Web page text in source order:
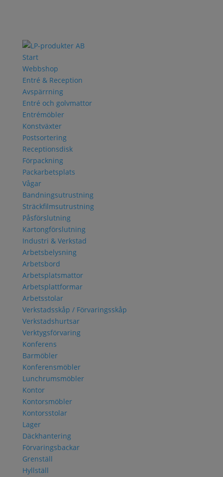
Start
Webbshop
Entré & Reception
Avspärrning
Entré och golvmattor
Entrémöbler
Konstväxter
Postsortering
Receptionsdisk
Förpackning
Packarbetsplats
Vågar
Bandningsutrustning
Sträckfilmsutrustning
Påsförslutning
Kartongförslutning
Industri & Verkstad
Arbetsbelysning
Arbetsbord
Arbetsplatsmattor
Arbetsplattformar
Arbetsstolar
Verkstadsskåp / Förvaringsskåp
Verkstadshurtsar
Verktygsförvaring
Konferens
Barmöbler
Konferensmöbler
Lunchrumsmöbler
Kontor
Kontorsmöbler
Kontorsstolar
Lager
Däckhantering
Förvaringsbackar
Grenställ
Hyllställ